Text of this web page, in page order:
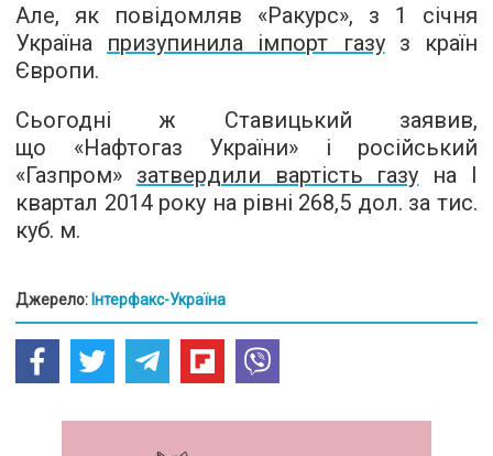
Але, як повідомляв «Ракурс», з 1 січня
Україна призупинила імпорт газуз країн
Європи.
Сьогодні ж Ставицький заявив,
що «Нафтогаз України» і російський
«Газпром» затвердили вартість газу на I
квартал 2014 року на рівні 268,5 дол. за тис.
куб. м.
Джерело: Інтерфакс-Україна